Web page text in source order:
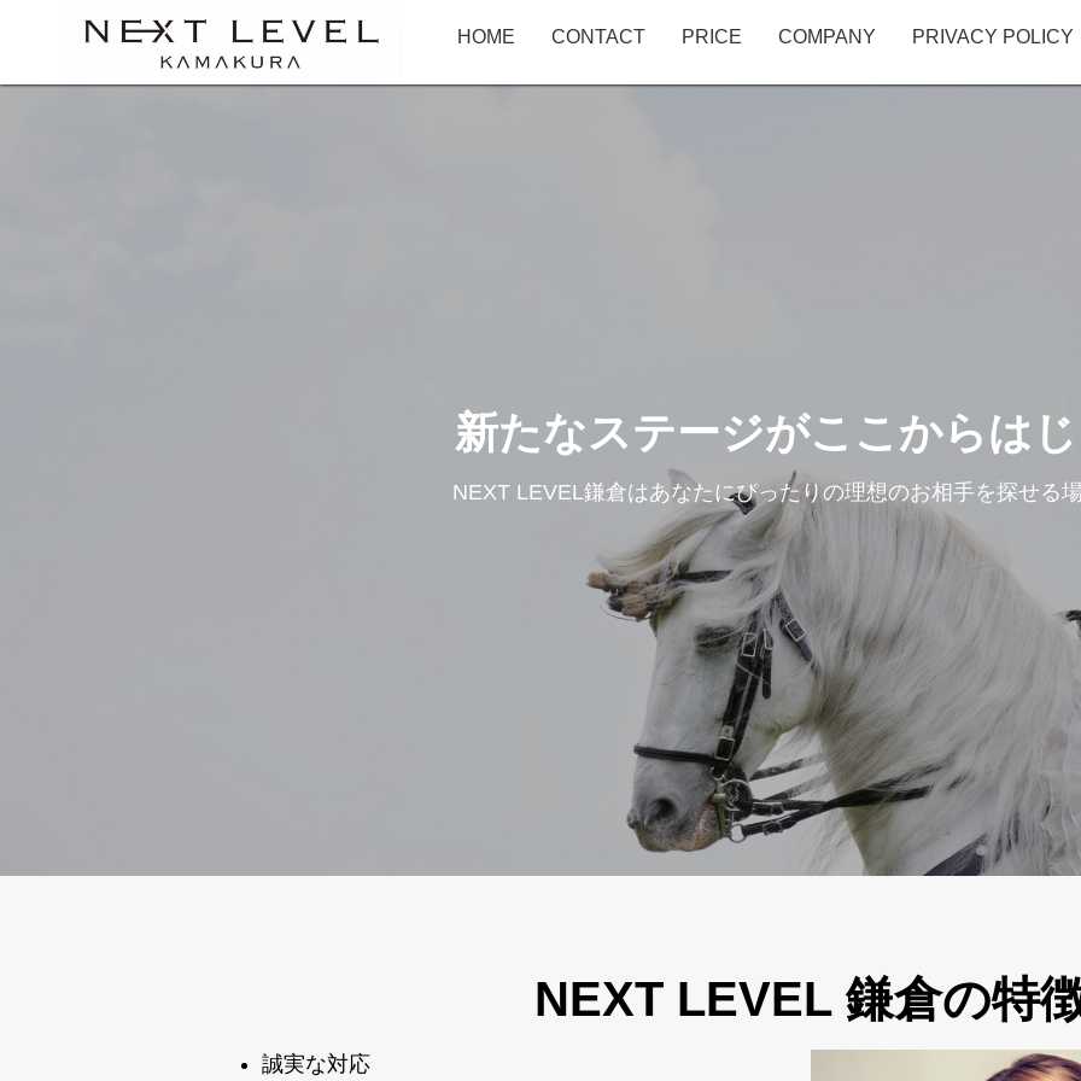
HOME CONTACT PRICE COMPANY PRIVACY POLICY
新たなステージがここからは
NEXT LEVEL鎌倉はあなたにぴったりの理想のお相手を探せる
NEXT LEVEL 鎌倉の特
誠実な対応